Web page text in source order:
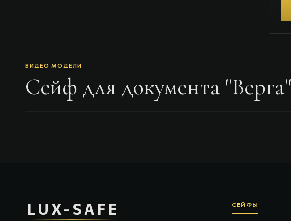
ВИДЕО МОДЕЛИ
Сейф для документа "Верга"
LUX-SAFE СЕЙФЫ